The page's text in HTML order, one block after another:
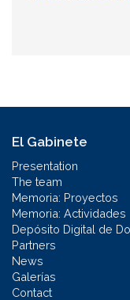
El Gabinete
Presentation
The team
Memoria: Proyectos
Memoria: Actividades
Depósito Digital de
Partners
News
Galerías
Contact